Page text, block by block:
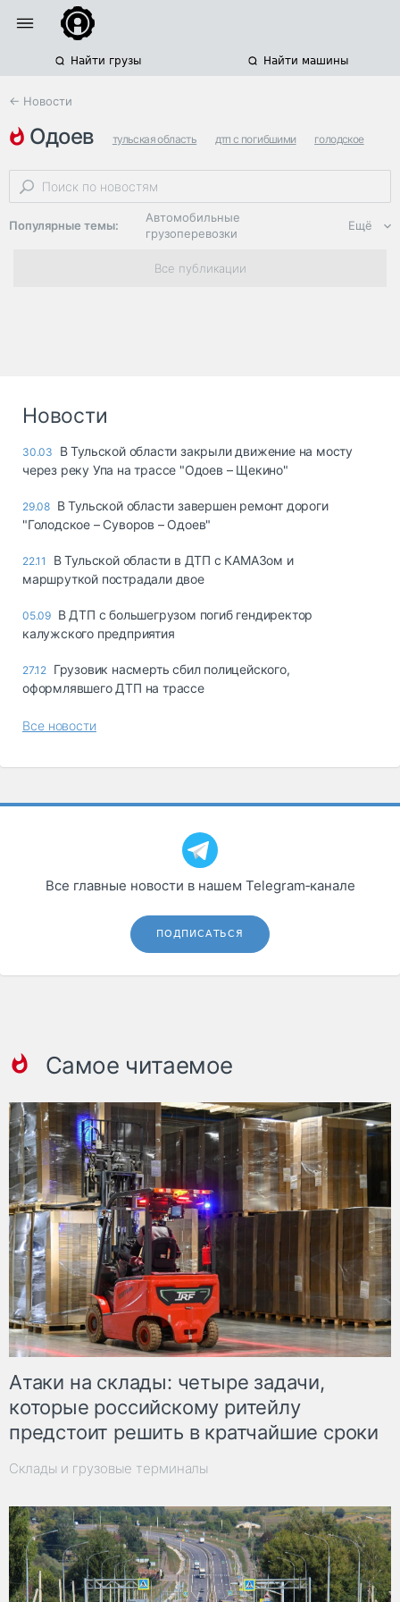
Найти грузы Найти машины
← Новости
одоев тульская область дтп с погибшими голодское
Популярные темы:
Автомобильные
грузоперевозки
Региональная
логистика
опасные грузы
страхование
Склады и
грузовые
Коммерческий
транспорт
Спецтехника
автохимия
Ещё
Все публикации
Новости
30.03
В Тульской области закрыли движение на мосту
через реку Упа на трассе "Одоев – Щекино"
29.08 В Тульской области завершен ремонт дороги
"Голодское – Суворов – Одоев"
22.11
В Тульской области в ДТП с КАМАЗом и
маршруткой пострадали двое
05.09 В ДТП с большегрузом погиб гендиректор
калужского предприятия
27.12 Грузовик насмерть сбил полицейского,
оформлявшего ДТП на трассе
Все новости
Все главные новости в нашем Telegram‑канале
ПОДПИСАТЬСЯ
Самое читаемое
Атаки на склады: четыре задачи,
которые российскому ритейлу
предстоит решить в кратчайшие сроки
Склады и грузовые терминалы